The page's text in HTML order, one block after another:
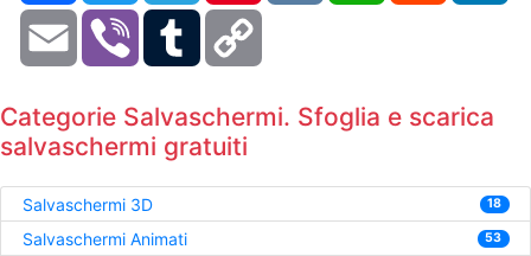
Email Viber Tumblr
Categorie Salvaschermi. Sfoglia e scarica
salvaschermi gratuiti
Salvaschermi 3D 18
Salvaschermi Animati 53